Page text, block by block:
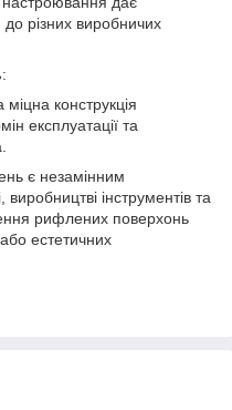
різних виробничих
:
міцна конструкція
експлуатації та
є незамінним
інструментів та
рифлених поверхонь
естетичних